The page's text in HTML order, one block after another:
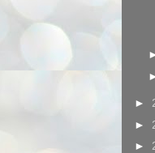
►
►
►